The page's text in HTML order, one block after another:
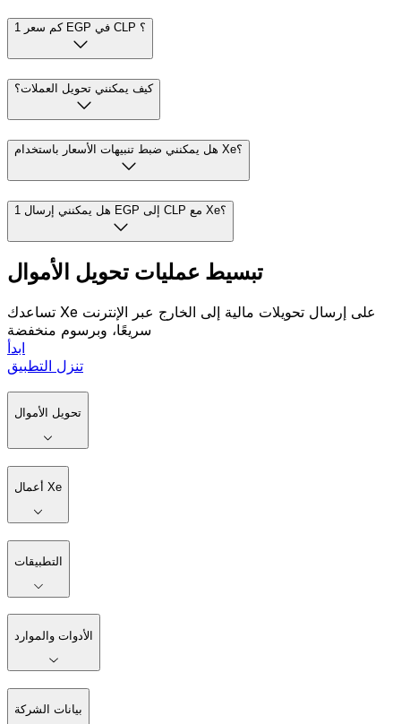
كم سعر 1 EGP في CLP ؟
كيف يمكنني تحويل العملات؟
هل يمكنني ضبط تنبيهات الأسعار باستخدام Xe؟
هل يمكنني إرسال 1 EGP إلى CLP مع Xe؟
تبسيط عمليات تحويل الأموال
تساعدك Xe على إرسال تحويلات مالية إلى الخارج عبر الإنترنت
سريعًا، وبرسوم منخفضة
ابدأ
تنزل التطبيق
تحويل الأموال
أعمال Xe
التطبيقات
الأدوات والموارد
بيانات الشركة